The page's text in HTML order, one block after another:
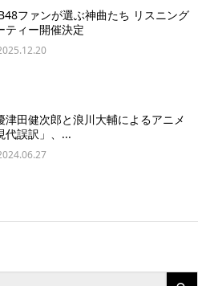
ファンが選ぶ神曲たち リスニング
ティー開催決定
津田健次郎と浪川大輔によるアニメ
代誤訳」、...